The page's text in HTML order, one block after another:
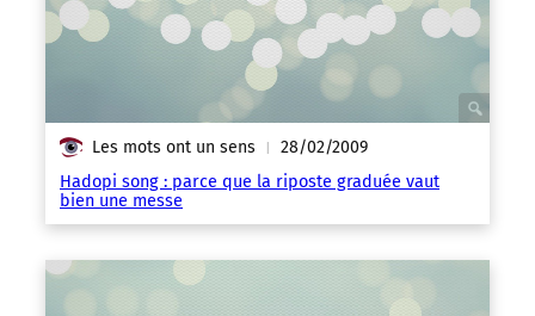
Les mots ont un sens | 28/02/2009
Hadopi song : parce que la riposte graduée vaut
bien une messe